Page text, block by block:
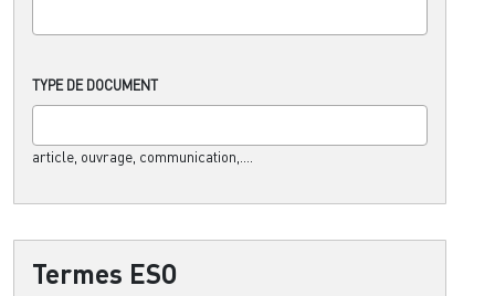
TYPE DE DOCUMENT
article, ouvrage, communication,....
Termes ESO